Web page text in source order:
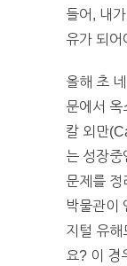
들어, 내
유가 되어
올해 초
문에서 옥
칼 외만
는 성장중
문제를 정
박물관이
지털 유해
요? 이 경